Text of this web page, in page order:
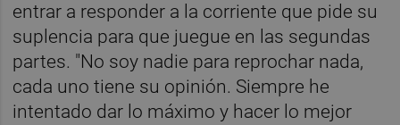
entrar a responder a la corriente que pide su
suplencia para que juegue en las segundas
partes. "No soy nadie para reprochar nada,
cada uno tiene su opinión. Siempre he
intentado dar lo máximo y hacer lo mejor